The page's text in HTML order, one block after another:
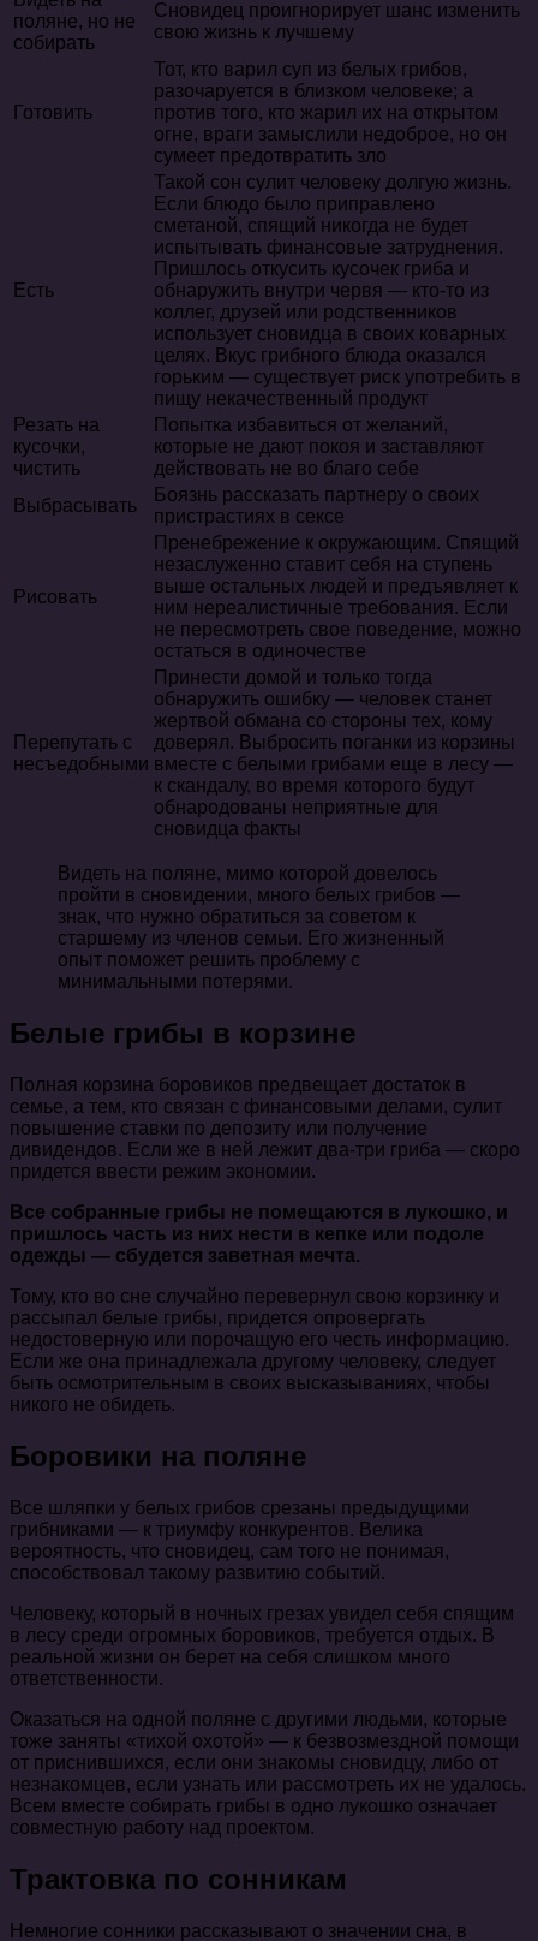
поляне, но не
собирать
Сновидец проигнорирует шанс изменить
свою жизнь к лучшему
Готовить
Тот, кто варил суп из белых грибов,
разочаруется в близком человеке; а
против того, кто жарил их на открытом
огне, враги замыслили недоброе, но он
сумеет предотвратить зло
Есть
Такой сон сулит человеку долгую жизнь.
Если блюдо было приправлено
сметаной, спящий никогда не будет
испытывать финансовые затруднения.
Пришлось откусить кусочек гриба и
обнаружить внутри червя — кто-то из
коллег, друзей или родственников
использует сновидца в своих коварных
целях. Вкус грибного блюда оказался
горьким — существует риск употребить в
пищу некачественный продукт
Резать на
кусочки,
чистить
Попытка избавиться от желаний,
которые не дают покоя и заставляют
действовать не во благо себе
Выбрасывать
Боязнь рассказать партнеру о своих
пристрастиях в сексе
Рисовать
Пренебрежение к окружающим. Спящий
незаслуженно ставит себя на ступень
выше остальных людей и предъявляет к
ним нереалистичные требования. Если
не пересмотреть свое поведение, можно
остаться в одиночестве
Перепутать с
несъедобными
Принести домой и только тогда
обнаружить ошибку — человек станет
жертвой обмана со стороны тех, кому
доверял. Выбросить поганки из корзины
вместе с белыми грибами еще в лесу —
к скандалу, во время которого будут
обнародованы неприятные для
сновидца факты
Видеть на поляне, мимо которой довелось
пройти в сновидении, много белых грибов —
знак, что нужно обратиться за советом к
старшему из членов семьи. Его жизненный
опыт поможет решить проблему с
минимальными потерями.
Белые грибы в корзине
Полная корзина боровиков предвещает достаток в
семье, а тем, кто связан с финансовыми делами, сулит
повышение ставки по депозиту или получение
дивидендов. Если же в ней лежит два-три гриба — скоро
придется ввести режим экономии.
Все собранные грибы не помещаются в лукошко, и
пришлось часть из них нести в кепке или подоле
одежды — сбудется заветная мечта.
Тому, кто во сне случайно перевернул свою корзинку и
рассыпал белые грибы, придется опровергать
недостоверную или порочащую его честь информацию.
Если же она принадлежала другому человеку, следует
быть осмотрительным в своих высказываниях, чтобы
никого не обидеть.
Боровики на поляне
Все шляпки у белых грибов срезаны предыдущими
грибниками — к триумфу конкурентов. Велика
вероятность, что сновидец, сам того не понимая,
способствовал такому развитию событий.
Человеку, который в ночных грезах увидел себя спящим
в лесу среди огромных боровиков, требуется отдых. В
реальной жизни он берет на себя слишком много
ответственности.
Оказаться на одной поляне с другими людьми, которые
тоже заняты «тихой охотой» — к безвозмездной помощи
от приснившихся, если они знакомы сновидцу, либо от
незнакомцев, если узнать или рассмотреть их не удалось.
Всем вместе собирать грибы в одно лукошко означает
совместную работу над проектом.
Трактовка по сонникам
Немногие сонники рассказывают о значении сна, в